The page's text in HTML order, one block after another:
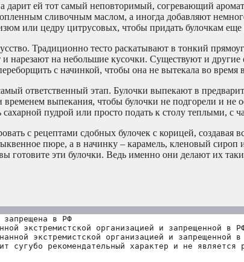
дарит ей тот самый неповторимый, согревающий
сливочным маслом, а иногда добавляют
или цедру цитрусовых, чтобы придать булочкам еще
Традиционно тесто раскатывают в тонкий
нарезают на небольшие кусочки. Существуют и
с начинкой, чтобы она не вытекала во время
ответственный этап. Булочки выпекают в
временем выпекания, чтобы булочки не подгорели и не
пудрой или просто подать к столу теплыми, с
с рецептами сдобных булочек с корицей, создавая
пюре, а в начинку – карамель, кленовый сироп
готовите эти булочки. Ведь именно они делают их
запрещена в РФ
экстремистской организацией и запрещенной в
экстремистской организацией и запрещенной
рекомендательный характер и не является